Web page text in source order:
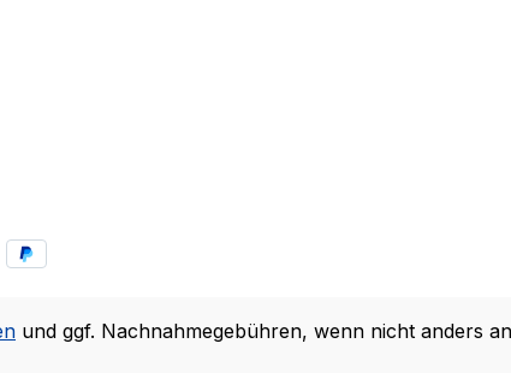
und ggf. Nachnahmegebühren, wenn nicht anders